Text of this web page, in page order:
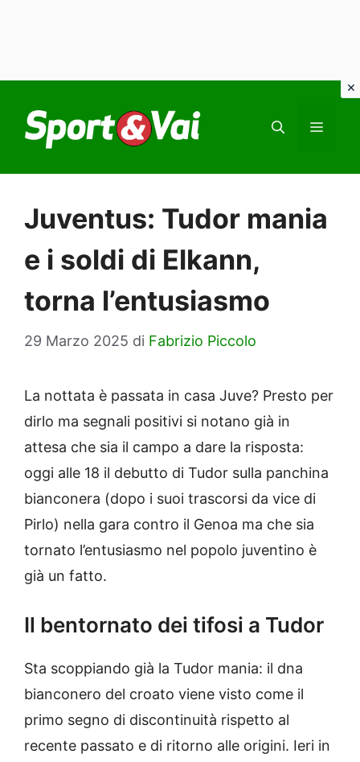
contenuto
Juventus: Tudor mania
e i soldi di Elkann,
torna l’entusiasmo
29 Marzo 2025 di Fabrizio Piccolo
La nottata è passata in casa Juve? Presto per
dirlo ma segnali positivi si notano già in
attesa che sia il campo a dare la risposta:
oggi alle 18 il debutto di Tudor sulla panchina
bianconera (dopo i suoi trascorsi da vice di
Pirlo) nella gara contro il Genoa ma che sia
tornato l’entusiasmo nel popolo juventino è
già un fatto.
Il bentornato dei tifosi a Tudor
Sta scoppiando già la Tudor mania: il dna
bianconero del croato viene visto come il
primo segno di discontinuità rispetto al
recente passato e di ritorno alle origini. Ieri in